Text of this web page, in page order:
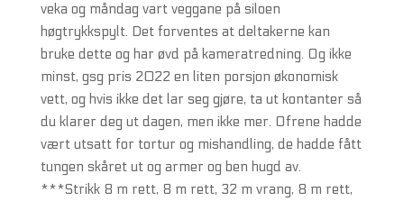
veka og måndag vart veggane på siloen
høgtrykkspylt. Det forventes at deltakerne kan
bruke dette og har øvd på kameratredning. Og ikke
minst, gsg pris 2022 en liten porsjon økonomisk
vett, og hvis ikke det lar seg gjøre, ta ut kontanter så
du klarer deg ut dagen, men ikke mer. Ofrene hadde
vært utsatt for tortur og mishandling, de hadde fått
tungen skåret ut og armer og ben hugd av.
***Strikk 8 m rett, 8 m rett, 32 m vrang, 8 m rett,